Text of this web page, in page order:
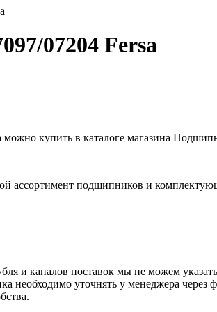
07204 Fersa
купить в каталоге магазина
ассортимент подшипников и
и каналов поставок мы не можем
необходимо уточнять у менеджера через